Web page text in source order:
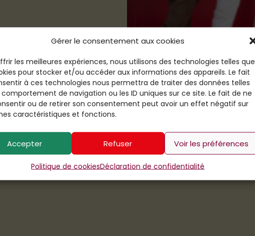
Gérer le consentement aux cookies
les meilleures expériences, nous utilisons des technologies telles que
pour stocker et/ou accéder aux informations des appareils. Le fait
à ces technologies nous permettra de traiter des données telles
de navigation ou les ID uniques sur ce site. Le fait de ne
ou de retirer son consentement peut avoir un effet négatif sur
caractéristiques et fonctions.
Accepter Refuser Voir les préférences
Politique de cookiesDéclaration de confidentialité